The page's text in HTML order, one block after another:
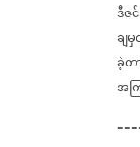
ဒီဇ
ချ
ခဲ့
အက